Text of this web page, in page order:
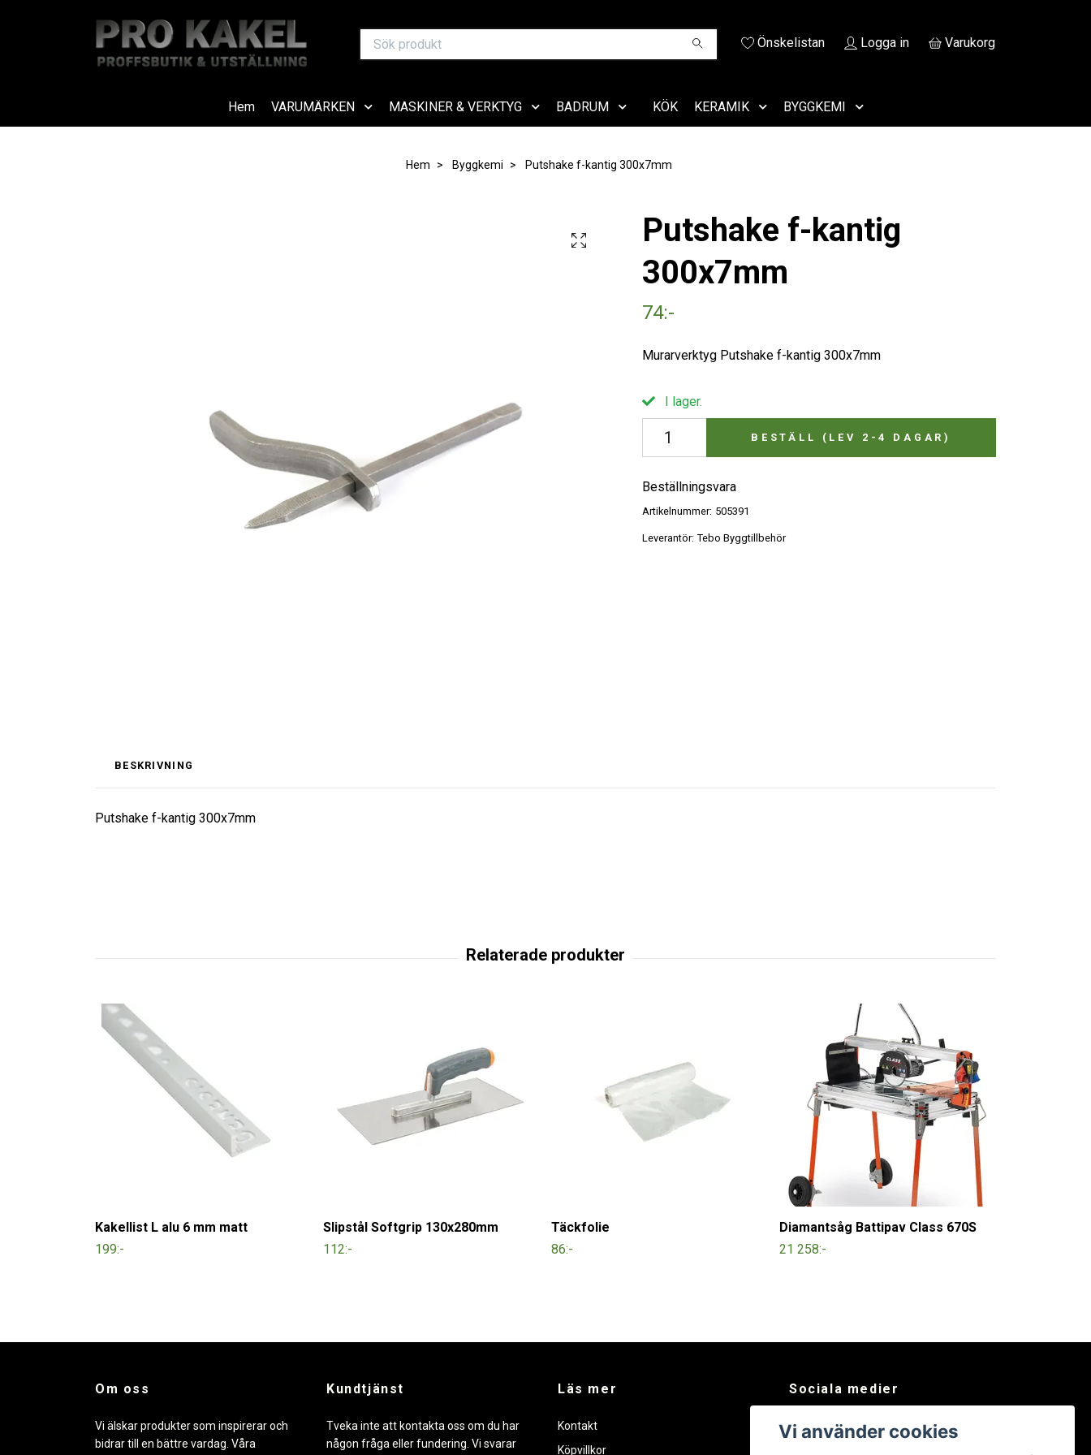
Önskelistan Logga in Varukorg
Hem VARUMÄRKEN MASKINER & VERKTYG BADRUM KÖK KERAMIK BYGGKEMI
Hem Byggkemi Putshake f-kantig 300x7mm
Putshake f-kantig
300x7mm
74:-
Murarverktyg Putshake f-kantig 300x7mm
I lager.
BESTÄLL (LEV 2-4 DAGAR)
Beställningsvara
Artikelnummer: 505391
Leverantör: Tebo Byggtillbehör
BESKRIVNING
Putshake f-kantig 300x7mm
Kakellist L alu 6 mm matt
199:-
Slipstål Softgrip 130x280mm
112:-
Täckfolie
86:-
Diamantsåg Battipav Class 670S
21 258:-
Om oss
Vi älskar produkter som inspirerar och
bidrar till en bättre vardag. Våra
Kundtjänst
Tveka inte att kontakta oss om du har
någon fråga eller fundering. Vi svarar
Läs mer
Kontakt
Köpvillkor
Sociala medier
Facebook
Vi använder cookies